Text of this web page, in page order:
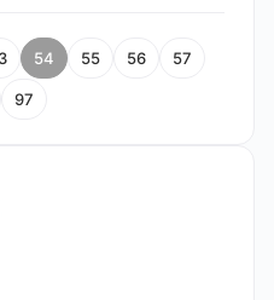
54 55 56 57
97